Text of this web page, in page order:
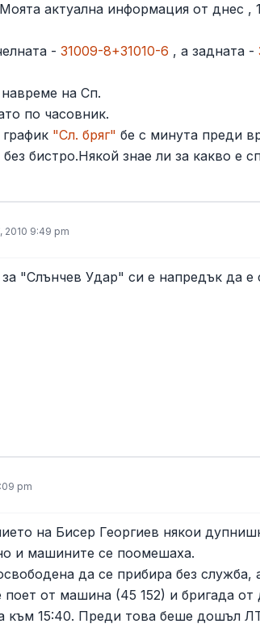
актуална информация от днес ,
- 31009-8+31010-6 , а задната -
на Сп.
по часовник.
"Сл. бряг" бе с минута преди
бистро.Някой знае ли за какво е
2010 9:49 pm
"Слънчев Удар" си е напредък да е
pm
на Бисер Георгиев някои
и машините се поомешаха.
да се прибира без служба,
поет от машина (45 152) и бригада
към 15:40. Преди това беше дошъл